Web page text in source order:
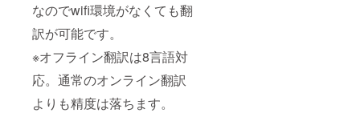
なのでwifi環境がなくても翻
訳が可能です。
※オフライン翻訳は8言語対
応。通常のオンライン翻訳
よりも精度は落ちます。